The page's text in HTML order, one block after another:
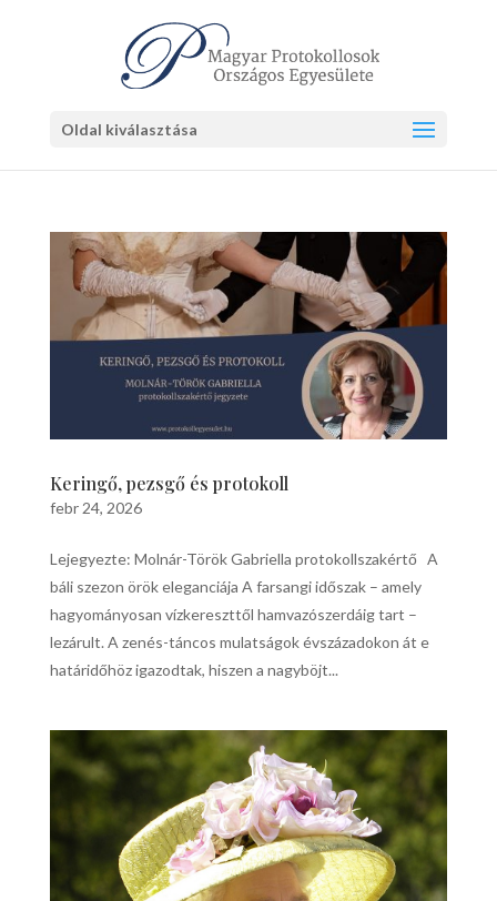
Oldal kiválasztása
Keringő, pezsgő és protokoll
febr 24, 2026
Lejegyezte: Molnár-Török Gabriella protokollszakértő A
báli szezon örök eleganciája A farsangi időszak – amely
hagyományosan vízkereszttől hamvazószerdáig tart –
lezárult. A zenés-táncos mulatságok évszázadokon át e
határidőhöz igazodtak, hiszen a nagyböjt...